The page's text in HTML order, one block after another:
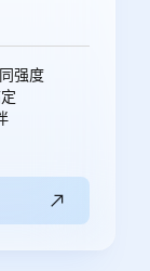
强度